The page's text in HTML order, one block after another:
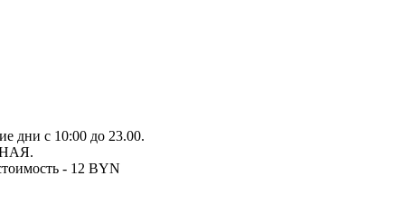
дни с 10:00 до 23.00.
- 12 BYN